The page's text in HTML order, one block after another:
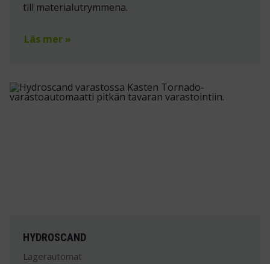
till materialutrymmena.
Läs mer »
HYDROSCAND
Lagerautomat